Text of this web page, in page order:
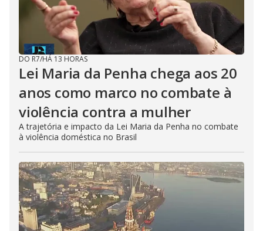
DO R7/HÁ 13 HORAS
Lei Maria da Penha chega aos 20
anos como marco no combate à
violência contra a mulher
A trajetória e impacto da Lei Maria da Penha no combate
à violência doméstica no Brasil